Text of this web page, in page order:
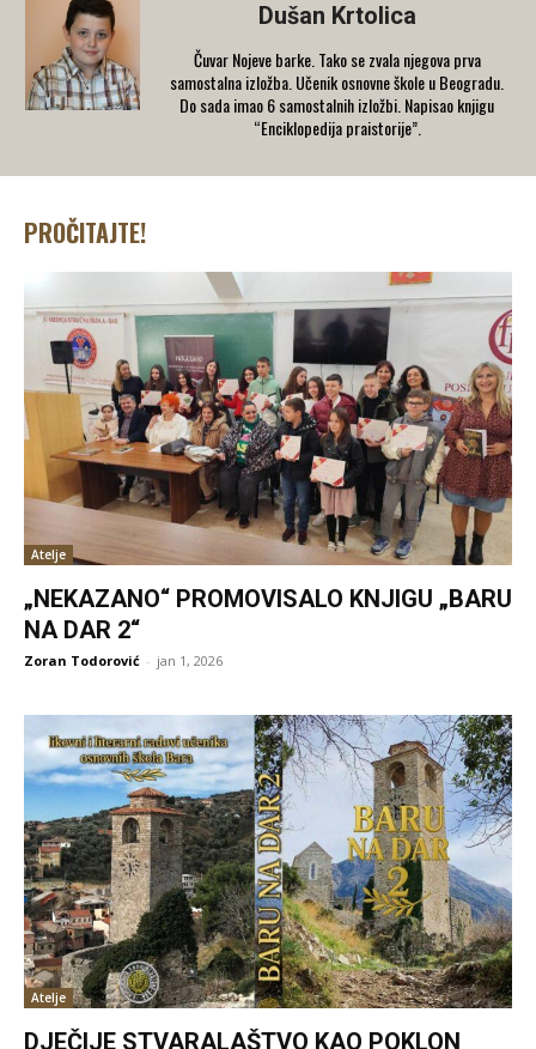
Dušan Krtolica
Čuvar Nojeve barke. Tako se zvala njegova prva
samostalna izložba. Učenik osnovne škole u Beogradu.
Do sada imao 6 samostalnih izložbi. Napisao knjigu
“Enciklopedija praistorije”.
PROČITAJTE!
Atelje
„NEKAZANO“ PROMOVISALO KNJIGU „BARU
NA DAR 2“
Zoran Todorović - jan 1, 2026
Atelje
DJEČIJE STVARALAŠTVO KAO POKLON